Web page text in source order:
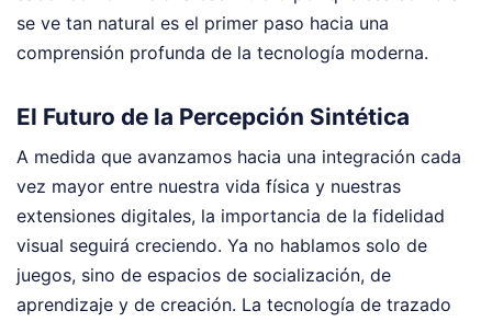
se ve tan natural es el primer paso hacia una
comprensión profunda de la tecnología moderna.
El Futuro de la Percepción Sintética
A medida que avanzamos hacia una integración cada
vez mayor entre nuestra vida física y nuestras
extensiones digitales, la importancia de la fidelidad
visual seguirá creciendo. Ya no hablamos solo de
juegos, sino de espacios de socialización, de
aprendizaje y de creación. La tecnología de trazado